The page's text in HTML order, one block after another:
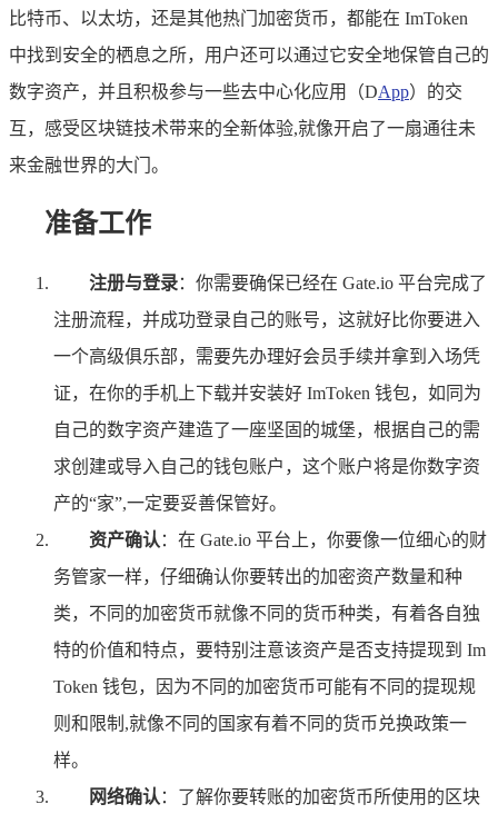
比特币、以太坊，还是其他热门加密货币，都能在 ImToken
中找到安全的栖息之所，用户还可以通过它安全地保管自己的
数字资产，并且积极参与一些去中心化应用（DApp）的交
互，感受区块链技术带来的全新体验,就像开启了一扇通往未
来金融世界的大门。
准备工作
注册与登录：你需要确保已经在 Gate.io 平台完成了
注册流程，并成功登录自己的账号，这就好比你要进入
一个高级俱乐部，需要先办理好会员手续并拿到入场凭
证，在你的手机上下载并安装好 ImToken 钱包，如同为
自己的数字资产建造了一座坚固的城堡，根据自己的需
求创建或导入自己的钱包账户，这个账户将是你数字资
产的“家”,一定要妥善保管好。
资产确认 ：在 Gate.io 平台上，你要像一位细心的财
务管家一样，仔细确认你要转出的加密资产数量和种
类，不同的加密货币就像不同的货币种类，有着各自独
特的价值和特点，要特别注意该资产是否支持提现到 Im
Token 钱包，因为不同的加密货币可能有不同的提现规
则和限制,就像不同的国家有着不同的货币兑换政策一
样。
网络确认 ：了解你要转账的加密货币所使用的区块